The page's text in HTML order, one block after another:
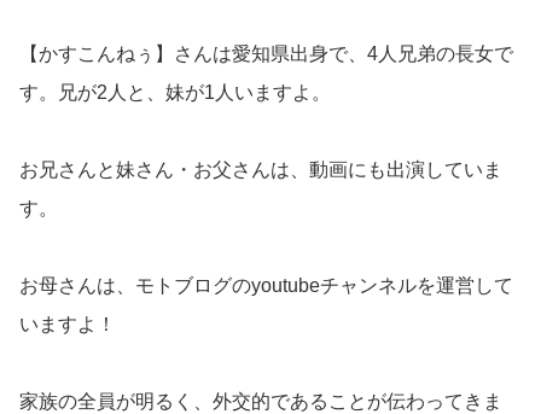
【かすこんねぅ】さんは愛知県出身で、4人兄弟の長女で
す。兄が2人と、妹が1人いますよ。
お兄さんと妹さん・お父さんは、動画にも出演していま
す。
お母さんは、モトブログのyoutubeチャンネルを運営して
いますよ！
家族の全員が明るく、外交的であることが伝わってきま